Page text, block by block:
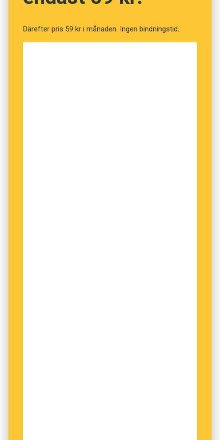
Därefter pris 59 kr i månaden. Ingen bindningstid.